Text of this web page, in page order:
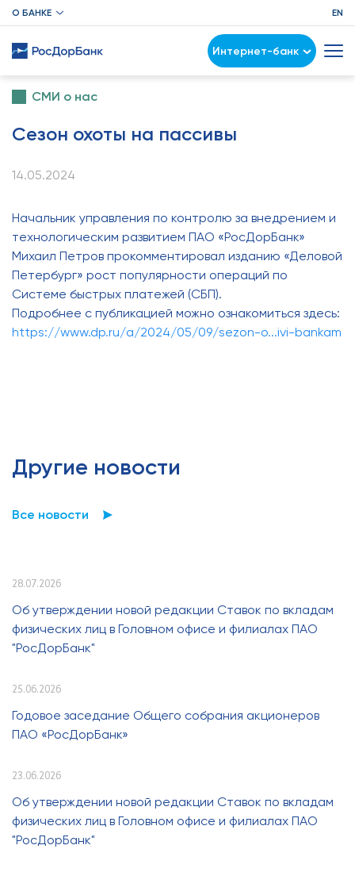
О БАНКЕ EN
Интернет-банк
СМИ о нас
Сезон охоты на пассивы
14.05.2024
Начальник управления по контролю за внедрением и
технологическим развитием ПАО «РосДорБанк»
Михаил Петров прокомментировал изданию «Деловой
Петербург» рост популярности операций по
Системе быстрых платежей (СБП).
Подробнее с публикацией можно ознакомиться здесь:
https://www.dp.ru/a/2024/05/09/sezon-o...ivi-bankam
Другие новости
Все новости
28.07.2026
Об утверждении новой редакции Ставок по вкладам
физических лиц в Головном офисе и филиалах ПАО
"РосДорБанк"
25.06.2026
Годовое заседание Общего собрания акционеров
ПАО «РосДорБанк»
23.06.2026
Об утверждении новой редакции Ставок по вкладам
физических лиц в Головном офисе и филиалах ПАО
"РосДорБанк"